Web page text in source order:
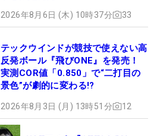
2026年8月6日 (木) 10時37分 33
テックウインドが競技で使えない高
反発ボール『飛びONE』を発売！
実測COR値「0.850」で“二打目の
景色”が劇的に変わる!?
2026年8月3日 (月) 13時51分 12